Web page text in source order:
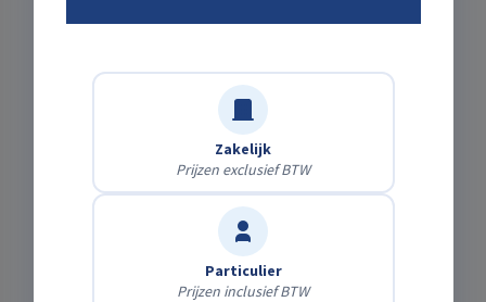
Bezorging of zelf ophalen?
Haal het af op onze locatie.
Zakelijk
Prijzen exclusief BTW
Particulier
Prijzen inclusief BTW